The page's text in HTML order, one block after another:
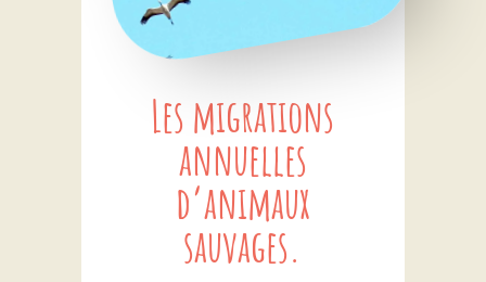
Les migrations
annuelles
d’animaux
sauvages.